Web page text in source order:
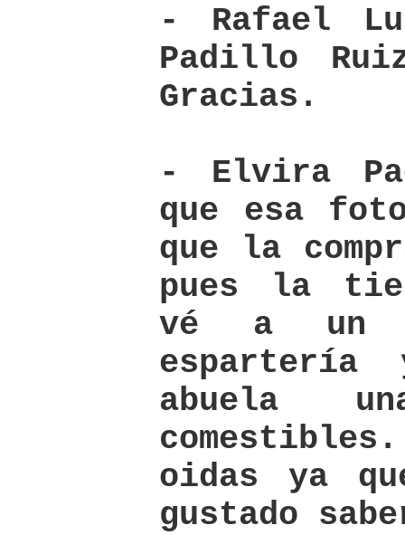
- Rafael
Padillo
Gracias.
- Elvira
que esa
que la
pues la
vé a un
abuela
oidas ya
gustado